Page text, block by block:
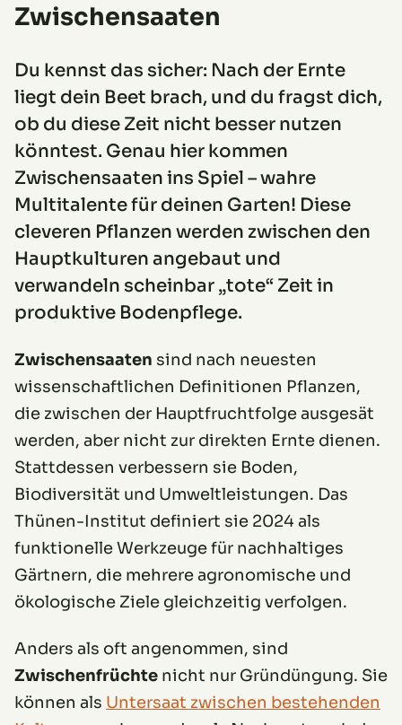
Zwischensaaten
Du kennst das sicher: Nach der Ernte
liegt dein Beet brach, und du fragst dich,
ob du diese Zeit nicht besser nutzen
könntest. Genau hier kommen
Zwischensaaten ins Spiel – wahre
Multitalente für deinen Garten! Diese
cleveren Pflanzen werden zwischen den
Hauptkulturen angebaut und
verwandeln scheinbar „tote“ Zeit in
produktive Bodenpflege.
Zwischensaaten sind nach neuesten
wissenschaftlichen Definitionen Pflanzen,
die zwischen der Hauptfruchtfolge ausgesät
werden, aber nicht zur direkten Ernte dienen.
Stattdessen verbessern sie Boden,
Biodiversität und Umweltleistungen. Das
Thünen-Institut definiert sie 2024 als
funktionelle Werkzeuge für nachhaltiges
Gärtnern, die mehrere agronomische und
ökologische Ziele gleichzeitig verfolgen.
Anders als oft angenommen, sind
Zwischenfrüchte nicht nur Gründüngung. Sie
können als Untersaat zwischen bestehenden